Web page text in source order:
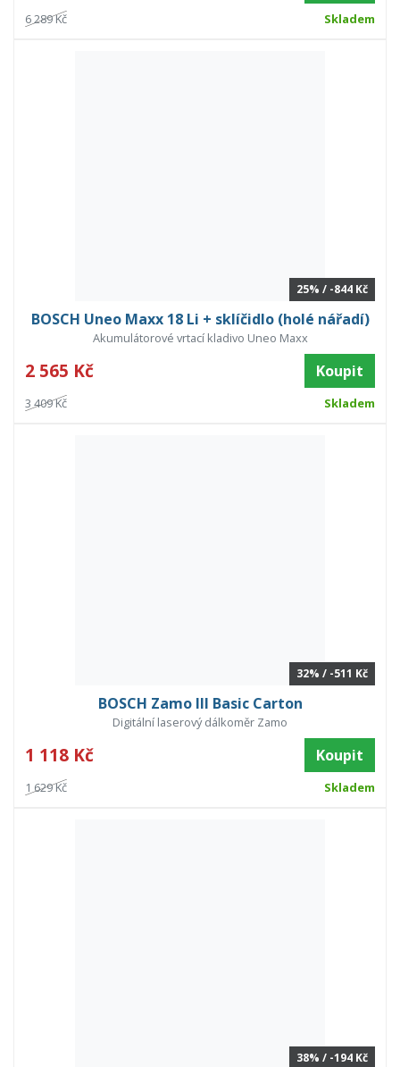
6 289 Kč Skladem
25% / -844 Kč
BOSCH Uneo Maxx 18 Li + sklíčidlo (holé nářadí)
Akumulátorové vrtací kladivo Uneo Maxx
2 565 Kč Koupit
3 409 Kč Skladem
32% / -511 Kč
BOSCH Zamo III Basic Carton
Digitální laserový dálkoměr Zamo
1 118 Kč Koupit
1 629 Kč Skladem
38% / -194 Kč